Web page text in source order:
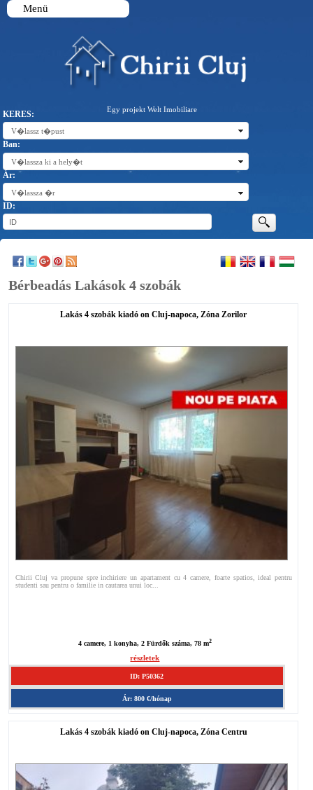
Egy projekt Welt Imobiliare
KERES:
V�lassz t�pust
Ban:
V�lassza ki a hely�t
Ár:
V�lassza �r
ID:
Menü
Bérbeadás Lakások 4 szobák
Lakás 4 szobák kiadó on Cluj-napoca, Zóna Zorilor
Chirii Cluj va propune spre inchiriere un apartament cu 4 camere, foarte spatios, ideal pentru
studenti sau pentru o familie in cautarea unui loc...
4 camere, 1 konyha, 2 Fürdők száma, 78 m2
részletek
ID: P50362
Ár: 800 €/hónap
Lakás 4 szobák kiadó on Cluj-napoca, Zóna Centru